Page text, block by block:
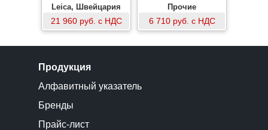
Leica, Швейцария
21 960 руб. с НДС
Прочие
6 710 руб. с НДС
Продукция
Алфавитный указатель
Бренды
Прайс-лист